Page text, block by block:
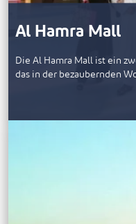
Al Hamra Mall
Die Al Hamra Mall ist ein
das in der bezaubernden